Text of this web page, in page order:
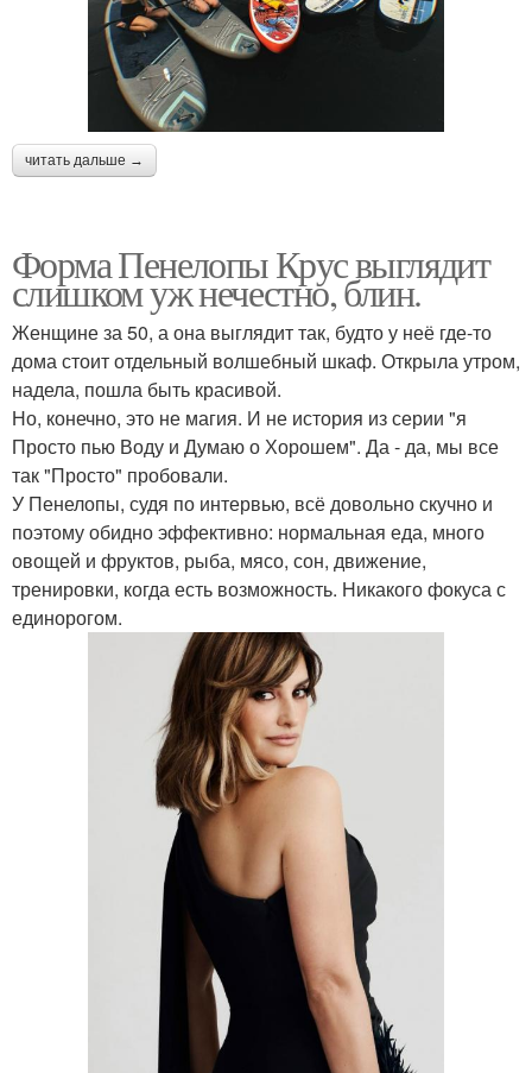
читать дальше →
Форма Пенелопы Крус выглядит
слишком уж нечестно, блин.
Женщине за 50, а она выглядит так, будто у неё где-то
дома стоит отдельный волшебный шкаф. Открыла утром,
надела, пошла быть красивой.
Но, конечно, это не магия. И не история из серии "я
Просто пью Воду и Думаю о Хорошем". Да - да, мы все
так "Просто" пробовали.
У Пенелопы, судя по интервью, всё довольно скучно и
поэтому обидно эффективно: нормальная еда, много
овощей и фруктов, рыба, мясо, сон, движение,
тренировки, когда есть возможность. Никакого фокуса с
единорогом.